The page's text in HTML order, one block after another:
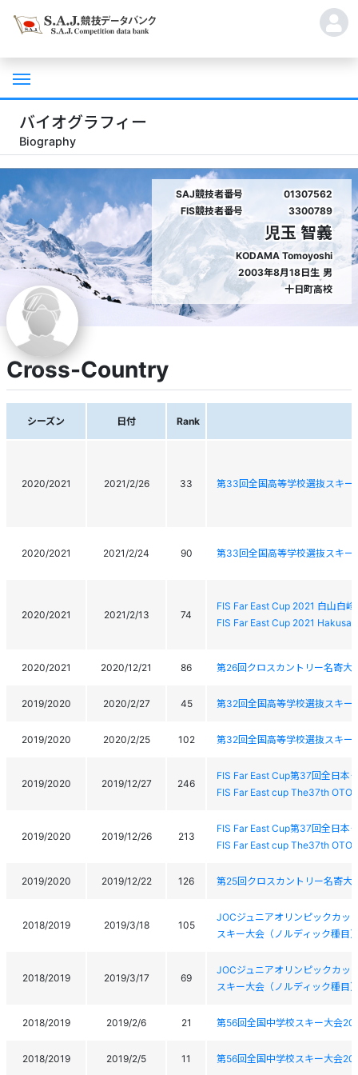
バイオグラフィー
Biography
SAJ競技者番号
01307562
FIS競技者番号
3300789
児玉 智義
KODAMA Tomoyoshi
2003年8月18日生 男
十日町高校
Cross-Country
シーズン 日付 Rank
2020/2021 2021/2/26 33 第33回全国高等学校選抜スキー
2020/2021 2021/2/24 90 第33回全国高等学校選抜スキー
2020/2021 2021/2/13 74
FIS Far East Cup 2021 白山白
FIS Far East Cup 2021
2020/2021 2020/12/21 86 第26回クロスカントリー名寄大
2019/2020 2020/2/27 45 第32回全国高等学校選抜スキー
2019/2020 2020/2/25 102 第32回全国高等学校選抜スキー
2019/2020 2019/12/27 246
FIS Far East Cup第37回全日本
FIS Far East cup The37th
2019/2020 2019/12/26 213
FIS Far East Cup第37回全日本
FIS Far East cup The37th
2019/2020 2019/12/22 126 第25回クロスカントリー名寄大
2018/2019 2019/3/18 105
JOCジュニアオリンピックカッ
スキー大会（ノルディック種目
2018/2019 2019/3/17 69
JOCジュニアオリンピックカッ
スキー大会（ノルディック種目
2018/2019 2019/2/6 21 第56回全国中学校スキー大会
2018/2019 2019/2/5 11 第56回全国中学校スキー大会